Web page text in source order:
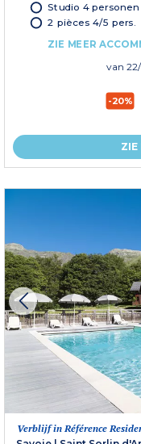
Studio 4 personen
2 pièces 4/5 pers.
ZIE MEER
van
-20%
ZIE
Verblijf in Référence